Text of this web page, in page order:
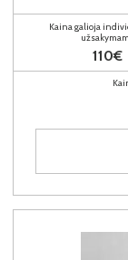
Kaina galioja
110€